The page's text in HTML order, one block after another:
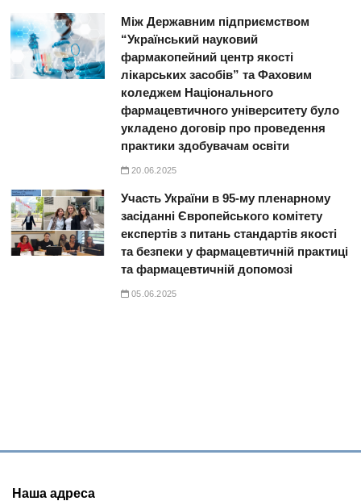
Між Державним підприємством
“Український науковий
фармакопейний центр якості
лікарських засобів” та Фаховим
коледжем Національного
фармацевтичного університету було
укладено договір про проведення
практики здобувачам освіти
20.06.2025
Участь України в 95-му пленарному
засіданні Європейського комітету
експертів з питань стандартів якості
та безпеки у фармацевтичній практиці
та фармацевтичній допомозі
05.06.2025
Наша адреса